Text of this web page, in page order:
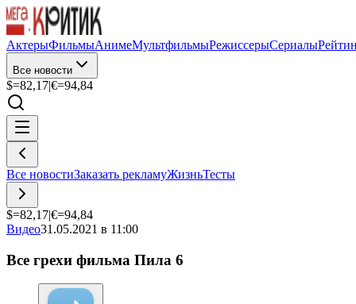
АктерыФильмыАнимеМультфильмыРежиссерыСериалы
Все новости
$=82,17|€=94,84
Все новостиЗаказать рекламуЖизньТесты
$=82,17|€=94,84
Видео31.05.2021 в 11:00
Все грехи фильма Пила 6